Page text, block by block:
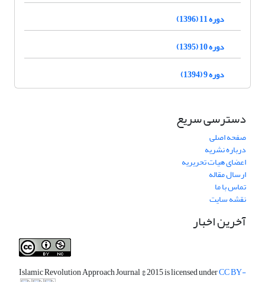
دوره 11 (1396)
دوره 10 (1395)
دوره 9 (1394)
دسترسی سریع
صفحه اصلی
درباره نشریه
اعضای هیات تحریریه
ارسال مقاله
تماس با ما
نقشه سایت
آخرین اخبار
Islamic Revolution Approach Journal© 2015 is licensed underCC BY-